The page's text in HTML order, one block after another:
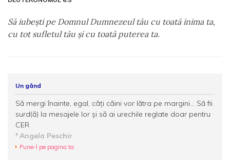
Să iubeşti pe Domnul Dumnezeul tău cu toată inima ta,
cu tot sufletul tău şi cu toată puterea ta.
Un gând
Să mergi înainte, egal, câţi câini vor lătra pe margini... Să fii
surd(ă) la mesajele lor şi să ai urechile reglate doar pentru
CER
Angela Peschir
Pune-l pe pagina ta